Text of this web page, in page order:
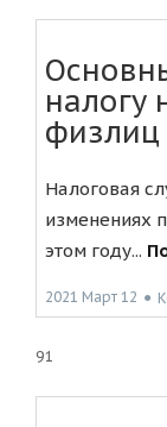
налогу
физлиц
Налоговая
изменениях
этом году...
2021 Март 12 ●
91